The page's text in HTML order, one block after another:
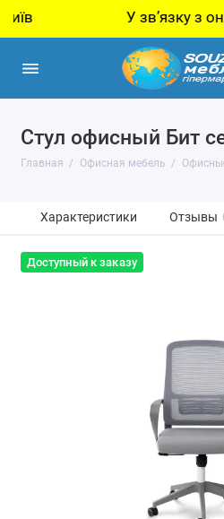
У звʼязку з
Стул офисный Бит
Главная Офисная мебель
Характеристики Отзывы
Доступный к заказу